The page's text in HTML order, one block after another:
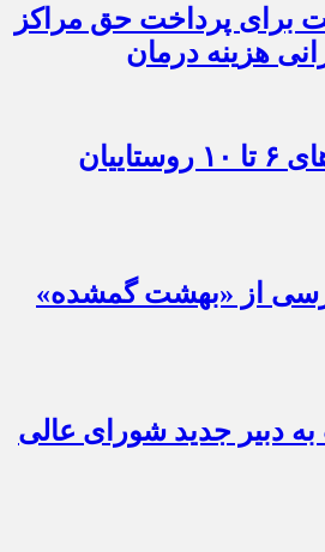
برای پرداخت حق مراکز
هزینه درمان
بیمه رایگان دهک‌های ۶ تا ۱۰ روستاییان
از «بهشت گمشده»
دبیر جدید شورای عالی